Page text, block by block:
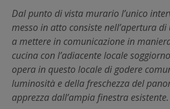
Dal punto di vista murario l’unico
messo in atto consiste nell’apertura di
a mettere in comunicazione in
cucina con l’adiacente locale
opera in questo locale di godere
luminosità e della freschezza del
apprezza dall’ampia finestra esistente.